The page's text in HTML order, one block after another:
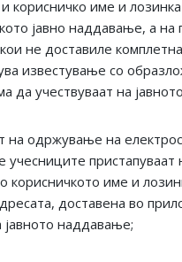
корисничко име и
јавно наддавање, а на
не доставиле
известување со
да учествуваат на
на одржување на
учесниците пристапуваат
корисничкото име и
доставена во
јавното наддавање;